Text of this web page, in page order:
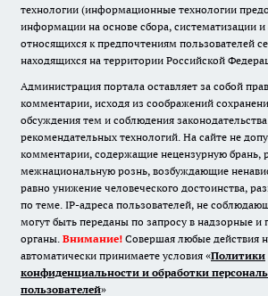
технологии (информационные технологии
информации на основе сбора, систематизации и
относящихся к предпочтениям пользователей
находящихся на территории Российской
Администрация портала оставляет за собой
комментарии, исходя из соображений
обсуждения тем и соблюдения
рекомендательных технологий. На сайте не
комментарии, содержащие нецензурную брань,
межнациональную рознь, возбуждающие
равно унижение человеческого достоинства,
по теме. IP-адреса пользователей, не
могут быть переданы по запросу в надзорные и
органы. Внимание! Совершая любые действия
автоматически принимаете условия «Политики
конфиденциальности и обработки
пользователей»